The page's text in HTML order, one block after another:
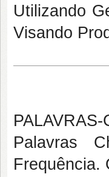
Utilizando
Visando
PALAVRAS-
Palavras
Frequência.